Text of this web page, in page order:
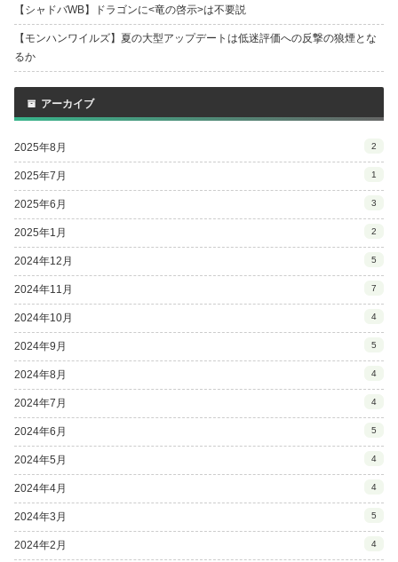
【シャドバWB】ドラゴンに<竜の啓示>は不要説
【モンハンワイルズ】夏の大型アップデートは低迷評価への反撃の狼煙とな
るか
アーカイブ
2025年8月 2
2025年7月 1
2025年6月 3
2025年1月 2
2024年12月 5
2024年11月 7
2024年10月 4
2024年9月 5
2024年8月 4
2024年7月 4
2024年6月 5
2024年5月 4
2024年4月 4
2024年3月 5
2024年2月 4